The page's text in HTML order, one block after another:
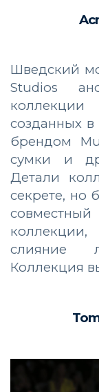
Шведский
Studios
созданных
брендом
сумки и
Детали
секрете, но
слияние
Коллекция